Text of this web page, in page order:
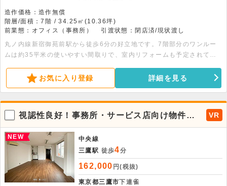
造作価格：造作無償
階層/面積：7階 / 34.25㎡(10.36坪)
前業態：オフィス（事務所）
引渡状態：閉店済/現状渡し
丸ノ内線新宿御苑前駅から徒歩6分の好立地です。7階部分のワンルー
ムは約35平米の使いやすい間取りで、室内リフォームも予定されてい
お気に入り登録 詳細を見る
視認性良好！事務所・サービス店向け物件で
ました。
VR
NEW
中央線
三鷹駅 徒歩4分
162,000 円(税抜)
東京都三鷹市下連雀